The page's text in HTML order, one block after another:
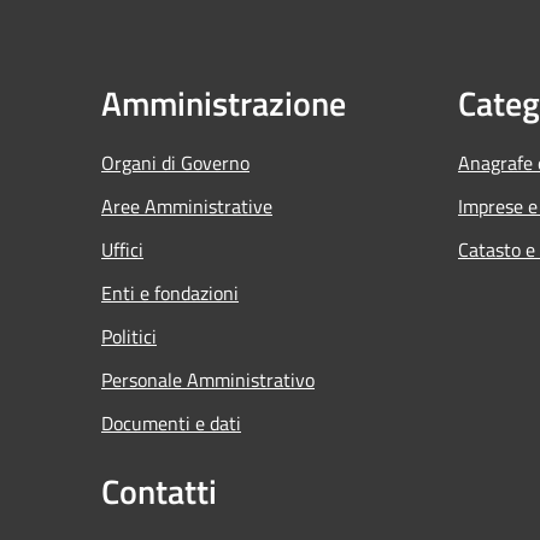
Amministrazione
Organi di Governo
Aree Amministrative
Uffici
Enti e fondazioni
Politici
Personale Amministrativo
Documenti e dati
Imprese
Catasto
Contatti